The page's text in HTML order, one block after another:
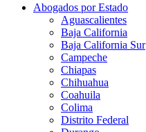
Abogados por Estado
Aguascalientes
Baja California
Baja California Sur
Campeche
Chiapas
Chihuahua
Coahuila
Colima
Distrito Federal